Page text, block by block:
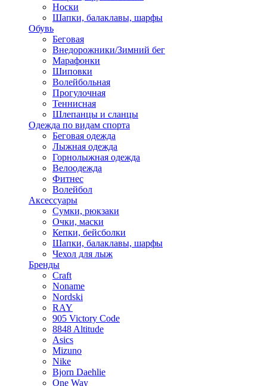
Носки
Шапки, балаклавы, шарфы
Обувь
Беговая
Внедорожники/Зимний бег
Марафонки
Шиповки
Волейбольная
Прогулочная
Теннисная
Шлепанцы и сланцы
Одежда по видам спорта
Беговая одежда
Лыжная одежда
Горнолыжная одежда
Велоодежда
Фитнес
Волейбол
Аксессуары
Сумки, рюкзаки
Очки, маски
Кепки, бейсболки
Шапки, балаклавы, шарфы
Чехол для лыж
Бренды
Craft
Noname
Nordski
RAY
905 Victory Code
8848 Altitude
Asics
Mizuno
Nike
Bjorn Daehlie
One Way